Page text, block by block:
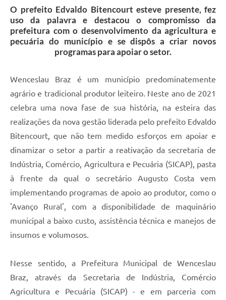
O prefeito Edvaldo Bitencourt esteve presente, fez
uso da palavra e destacou o compromisso da
prefeitura com o desenvolvimento da agricultura e
pecuária do município e se dispôs a criar novos
programas para apoiar o setor.
Wenceslau Braz é um município predominatemente
agrário e tradicional produtor leiteiro. Neste ano de 2021
celebra uma nova fase de sua história, na esteira das
realizações da nova gestão liderada pelo prefeito Edvaldo
Bitencourt, que não tem medido esforços em apoiar e
dinamizar o setor a partir a reativação da secretaria de
Indústria, Comércio, Agricultura e Pecuária (SICAP), pasta
à frente da qual o secretário Augusto Costa vem
implementando programas de apoio ao produtor, como o
'Avanço Rural', com a disponibilidade de maquinário
municipal a baixo custo, assistência técnica e manejos de
insumos e volumosos.
Nesse sentido, a Prefeitura Municipal de Wenceslau
Braz, através da Secretaria de Indústria, Comércio
Agricultura e Pecuária (SICAP) - e em parceria com